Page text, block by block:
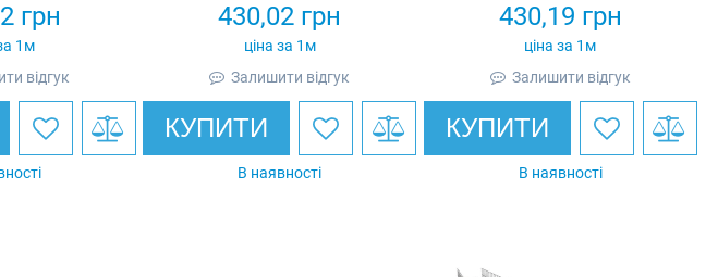
грн
1м
відгук
430,02 грн
ціна за 1м
Залишити відгук
КУПИТИ
В наявності
430,19 грн
ціна за 1м
Залишити відгук
КУПИТИ
В наявності